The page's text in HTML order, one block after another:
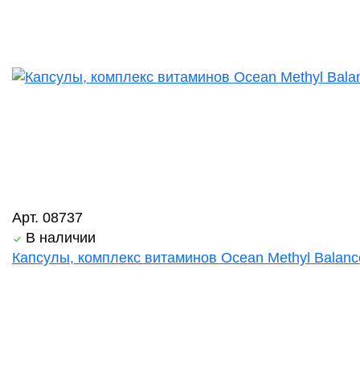
Арт. 08737
В наличии
Капсулы, комплекс витаминов Ocean Methyl